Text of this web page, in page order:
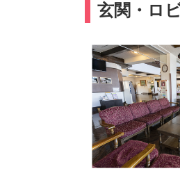
玄関・ロ